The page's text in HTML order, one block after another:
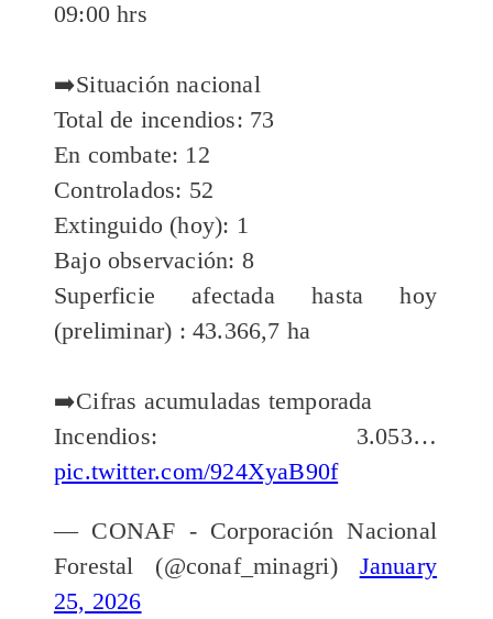
09:00 hrs
➡️Situación nacional
Total de incendios: 73
En combate: 12
Controlados: 52
Extinguido (hoy): 1
Bajo observación: 8
Superficie afectada hasta hoy
(preliminar) : 43.366,7 ha
➡️Cifras acumuladas temporada
Incendios: 3.053…
pic.twitter.com/924XyaB90f
— CONAF - Corporación Nacional
Forestal (@conaf_minagri) January
25, 2026